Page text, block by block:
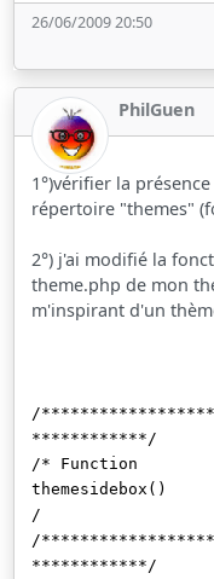
26/06/2009 20:50
PhilGuen
1°)vérifier la
répertoire "themes"
2°) j'ai modifié la
theme.php de mon
m'inspirant d'un
/
************/
/* Function
/
/
************/